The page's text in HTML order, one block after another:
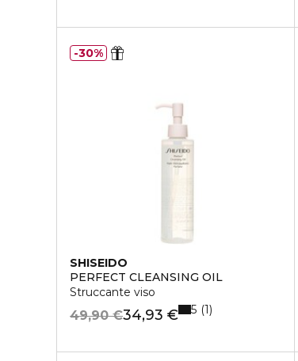
SHISEIDO
PERFECT CLEANSING OIL
Struccante viso
34,93 €
49,90 € 5 1
30%